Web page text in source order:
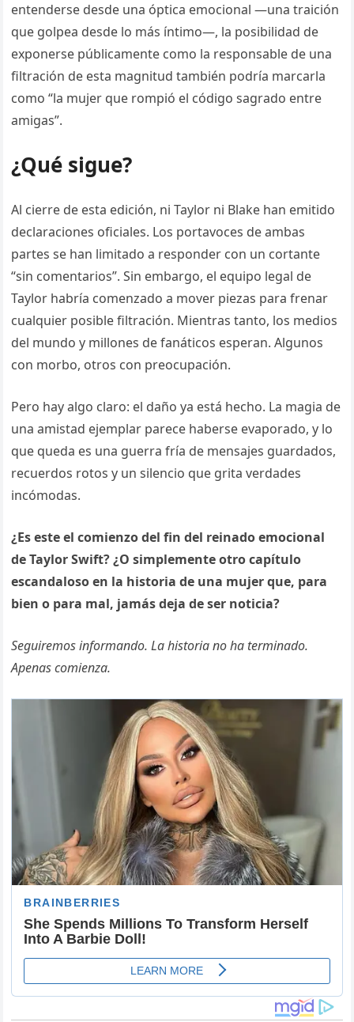
entenderse desde una óptica emocional —una traición
que golpea desde lo más íntimo—, la posibilidad de
exponerse públicamente como la responsable de una
filtración de esta magnitud también podría marcarla
como “la mujer que rompió el código sagrado entre
amigas”.
¿Qué sigue?
Al cierre de esta edición, ni Taylor ni Blake han emitido
declaraciones oficiales. Los portavoces de ambas
partes se han limitado a responder con un cortante
“sin comentarios”. Sin embargo, el equipo legal de
Taylor habría comenzado a mover piezas para frenar
cualquier posible filtración. Mientras tanto, los medios
del mundo y millones de fanáticos esperan. Algunos
con morbo, otros con preocupación.
Pero hay algo claro: el daño ya está hecho. La magia de
una amistad ejemplar parece haberse evaporado, y lo
que queda es una guerra fría de mensajes guardados,
recuerdos rotos y un silencio que grita verdades
incómodas.
¿Es este el comienzo del fin del reinado emocional
de Taylor Swift? ¿O simplemente otro capítulo
escandaloso en la historia de una mujer que, para
bien o para mal, jamás deja de ser noticia?
Seguiremos informando. La historia no ha terminado.
Apenas comienza.